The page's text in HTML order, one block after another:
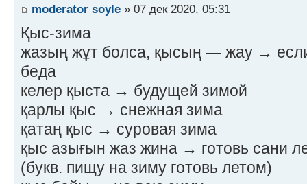
moderator soyle » 07 дек 2020, 05:31
Қыс-зима
жазың жұт болса, қысың — жау →
беда
келер қыста → будущей зимой
қарлы қыс → снежная зима
қатаң қыс → суровая зима
қыс азығын жаз жина → готовь сани
(букв. пищу на зиму готовь летом)